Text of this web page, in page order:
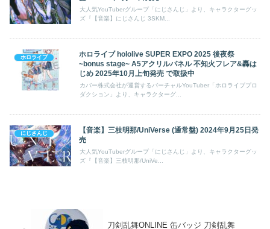
大人気YouTuberグループ「にじさんじ」より、キャラクターグッ
ズ『【音楽】にじさんじ 3SKM...
ホロライブ
ホロライブ hololive SUPER EXPO 2025 後夜祭
~bonus stage~ A5アクリルパネル 不知火フレア&轟は
じめ 2025年10月上旬発売 で取扱中
カバー株式会社が運営するバーチャルYouTuber「ホロライブプロ
ダクション」より、キャラクターグ...
にじさんじ
【音楽】三枝明那/UniVerse (通常盤) 2024年9月25日発
売
大人気YouTuberグループ「にじさんじ」より、キャラクターグッ
ズ『【音楽】三枝明那/UniVe...
刀剣乱舞ONLINE 缶バッジ 刀剣乱舞